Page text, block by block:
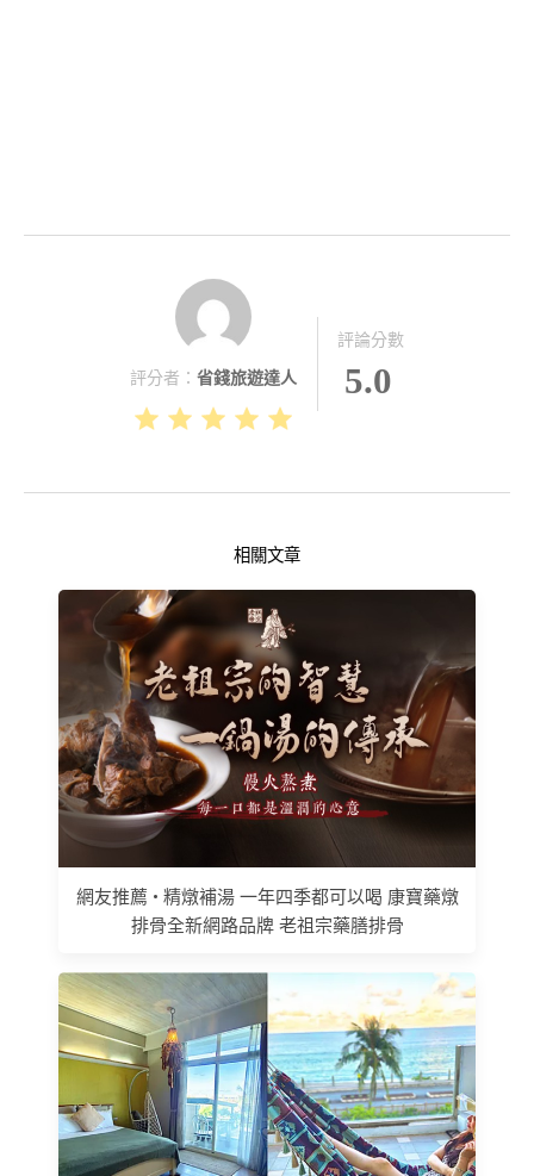
評分者： 省錢旅遊達人
評論分數
5.0
相關文章
網友推薦 • 精燉補湯 一年四季都可以喝 康寶藥燉
排骨全新網路品牌 老祖宗藥膳排骨